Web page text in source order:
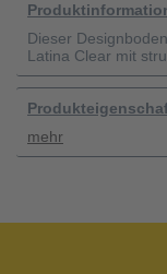
Dieser
Latina Clear mit
mehr